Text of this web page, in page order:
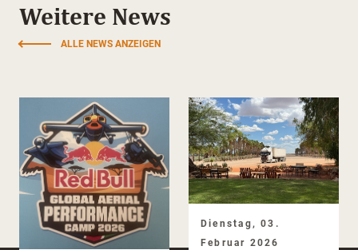
Weitere News
ALLE NEWS ANZEIGEN
Dienstag, 03.
Februar 2026